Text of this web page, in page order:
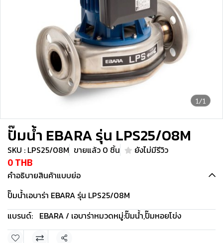
1/1
ปั๊มน้ำ EBARA รุ่น LPS25/08M
SKU : LPS25/08M ขายแล้ว 0 ชิ้น ยังไม่มีรีวิว
0 THB
คำอธิบายสินค้าแบบย่อ
ปั๊มน้ำเอบาร่า EBARA รุ่น LPS25/08M
แบรนด์: EBARA / เอบาร่าหมวดหมู่:ปั๊มน้ำ,ปั๊มหอยโข่ง